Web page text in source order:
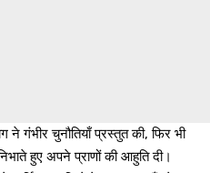
ने गंभीर चुनौतियाँ प्रस्तुत की, फिर भी
हुए अपने प्राणों की आहुति दी।